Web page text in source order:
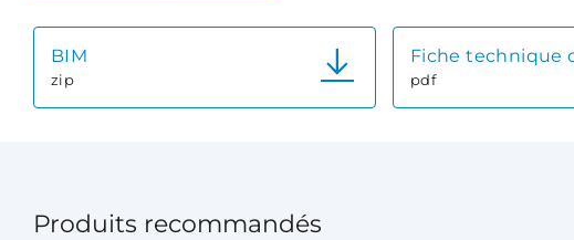
BIM
zip
Fiche technique
pdf
Produits recommandés